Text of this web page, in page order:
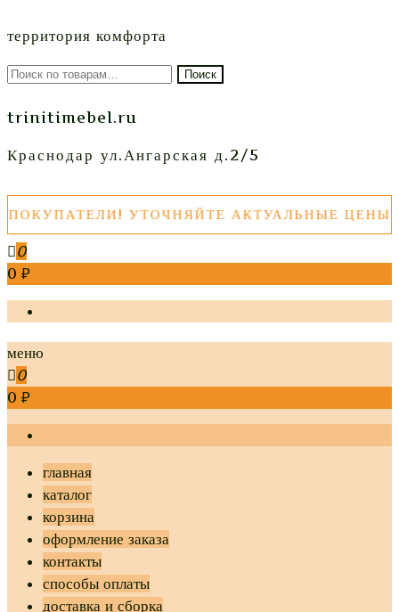
территория комфорта
Искать: Поиск
trinitimebel.ru
Краснодар ул.Ангарская д.2/5
УТОЧНЯЙТЕ АКТУАЛЬНЫЕ ЦЕНЫ
0
0 ₽
меню
0
0 ₽
главная
каталог
корзина
оформление заказа
контакты
способы оплаты
доставка и сборка